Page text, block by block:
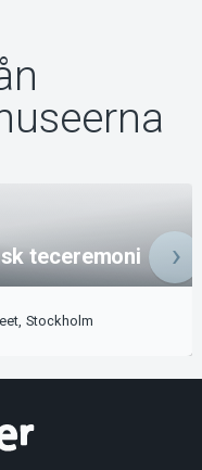
teceremoni
Stockholm